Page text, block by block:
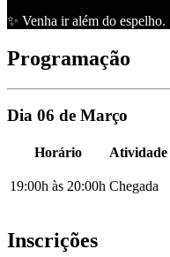
✨ Venha ir além do espelho.
Programação
Dia 06 de Março
Horário Atividade
19:00h às 20:00h Chegada
Inscrições